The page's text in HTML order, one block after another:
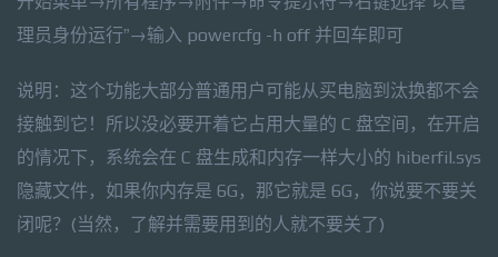
理员身份运行”→输入 powercfg -h off 并回车即可
说明：这个功能大部分普通用户可能从买电脑到汰换都不会
接触到它！所以没必要开着它占用大量的 C 盘空间，在开启
的情况下，系统会在 C 盘生成和内存一样大小的 hiberfil.sys
隐藏文件，如果你内存是 6G，那它就是 6G，你说要不要关
闭呢？(当然，了解并需要用到的人就不要关了)